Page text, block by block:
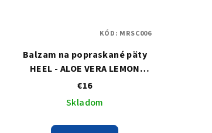
Balzam na popraskané päty
HEEL - ALOE VERA LEMON
MINT
€16
Skladom
KÓD: MRSC006